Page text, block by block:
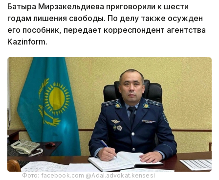
Батыра Мирзакельдиева приговорили к шести
годам лишения свободы. По делу также осужден
его пособник, передает корреспондент агентства
Kazinform.
Фото: facebook.com @Adal.advokat.kensesi